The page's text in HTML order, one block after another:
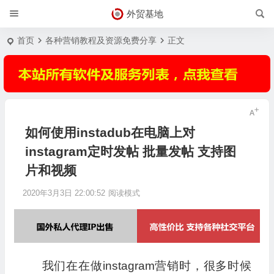
外贸基地
首页 各种营销教程及资源免费分享 正文
如何使用instadub在电脑上对
instagram定时发帖 批量发帖 支持图
片和视频
2020年3月3日 22:00:52 阅读模式
我们在在做instagram营销时，很多时候